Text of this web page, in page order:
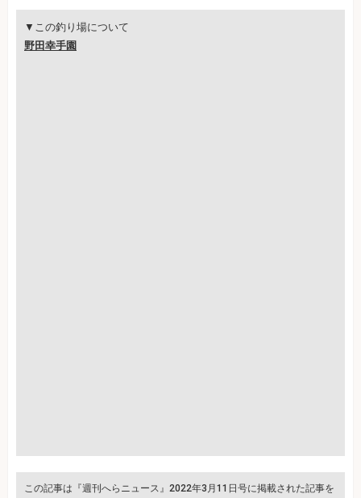
▼この釣り場について
野田幸手園
この記事は『週刊へらニュース』2022年3月11日号に掲載された記事を